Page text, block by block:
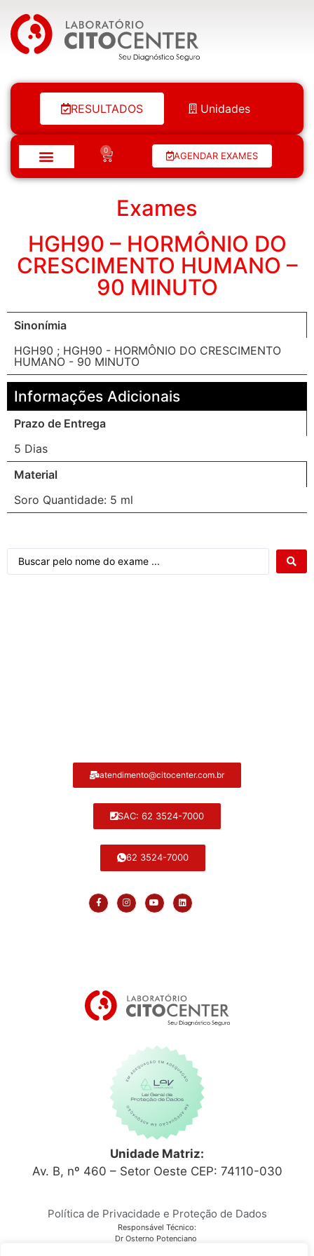
Laboratório Citocenter
RESULTADOS Unidades
0 AGENDAR EXAMES
Exames
HGH90 – HORMÔNIO DO
CRESCIMENTO HUMANO –
90 MINUTO
Sinonímia
HGH90 ; HGH90 - HORMÔNIO DO CRESCIMENTO
HUMANO - 90 MINUTO
Informações Adicionais
Prazo de Entrega
5 Dias
Material
Soro Quantidade: 5 ml
atendimento@citocenter.com.br
SAC: 62 3524-7000
62 3524-7000
Unidade Matriz:
Av. B, nº 460 – Setor Oeste CEP: 74110-030
Política de Privacidade e Proteção de Dados
Responsável Técnico:
Dr Osterno Potenciano